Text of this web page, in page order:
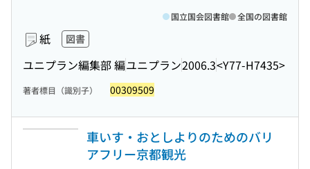
紙 図書
ユニプラン編集部 編ユニプラン2006.3<Y77-H7435>
国立国会図書館 全国の図書館
著者標目（識別子） 00309509
車いす・おとしよりのためのバリ
アフリー京都観光